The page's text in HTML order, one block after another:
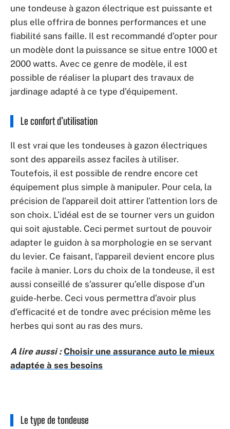
une tondeuse à gazon électrique est puissante et
plus elle offrira de bonnes performances et une
fiabilité sans faille. Il est recommandé d’opter pour
un modèle dont la puissance se situe entre 1000 et
2000 watts. Avec ce genre de modèle, il est
possible de réaliser la plupart des travaux de
jardinage adapté à ce type d’équipement.
Le confort d’utilisation
Il est vrai que les tondeuses à gazon électriques
sont des appareils assez faciles à utiliser.
Toutefois, il est possible de rendre encore cet
équipement plus simple à manipuler. Pour cela, la
précision de l’appareil doit attirer l’attention lors de
son choix. L’idéal est de se tourner vers un guidon
qui soit ajustable. Ceci permet surtout de pouvoir
adapter le guidon à sa morphologie en se servant
du levier. Ce faisant, l’appareil devient encore plus
facile à manier. Lors du choix de la tondeuse, il est
aussi conseillé de s’assurer qu’elle dispose d’un
guide-herbe. Ceci vous permettra d’avoir plus
d’efficacité et de tondre avec précision même les
herbes qui sont au ras des murs.
A lire aussi : Choisir une assurance auto le mieux
adaptée à ses besoins
Le type de tondeuse